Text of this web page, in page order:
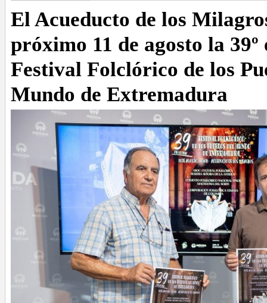
El Acueducto de los
próximo 11 de agosto la
Festival Folclórico de los
Mundo de Extremadura